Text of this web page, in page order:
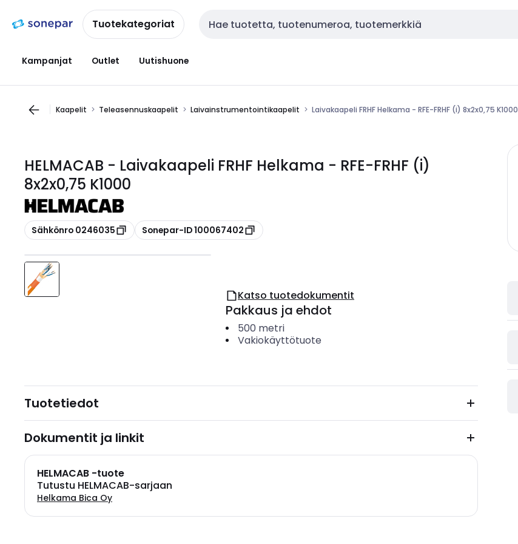
navigointiinsisältöönTuotekategoriat Haku
Kampanjat Outlet Uutishuone
Kaapelit Teleasennuskaapelit Laivainstrumentointikaapelit Laivakaapeli FRHF Helkama - RFE-FRHF (i) 8x2x0,75 K1000
HELMACAB - Laivakaapeli FRHF Helkama - RFE-FRHF (i)
8x2x0,75 K1000
Kopioi
Sähkönro 0246035 Kopioi
Sonepar-ID 100067402
Katso tuotedokumentit
Pakkaus ja ehdot
500 metri
Vakiokäyttötuote
Tuotetiedot
Dokumentit ja linkit
HELMACAB -tuote
Tutustu HELMACAB-sarjaan
Helkama Bica Oy